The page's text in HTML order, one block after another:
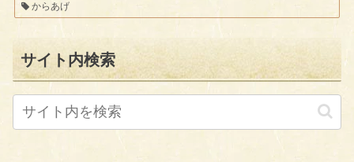
からあげ
サイト内検索